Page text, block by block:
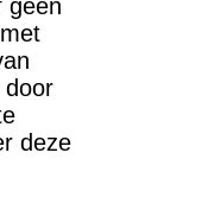
geen
door
deze